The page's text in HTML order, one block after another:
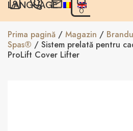
LANGUAGE
0
Prima pagină / Magazin /
Spas® / Sistem prelată pentru
ProLift Cover Lifter